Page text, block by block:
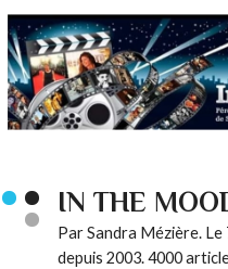
IN THE
Par Sandra Mézière.
depuis 2003. 4000